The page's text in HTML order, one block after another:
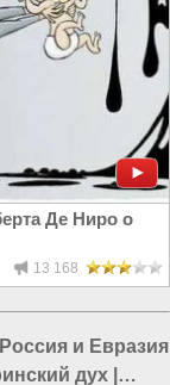
Де Ниро о
13 168
Россия и Евразия
дух